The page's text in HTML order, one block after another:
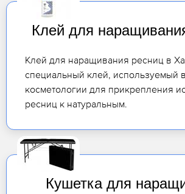
Клей для
Клей для наращивания ресниц в
специальный клей, используемый в
косметологии для прикрепления
ресниц к натуральным.
Кушетка для